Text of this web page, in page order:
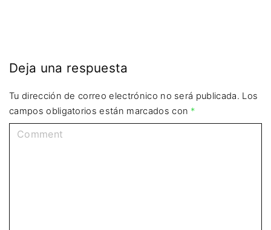
Deja una respuesta
Tu dirección de correo electrónico no será publicada. Los
campos obligatorios están marcados con *